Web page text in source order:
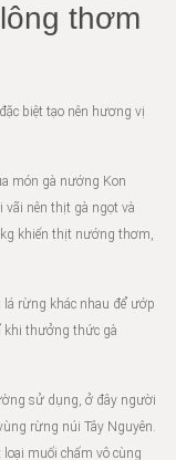
thơm
biệt tạo nên hương vị
món gà nướng Kon
vãi nên thịt gà ngọt và
khiến thịt nướng thơm,
rừng khác nhau để ướp
khi thưởng thức gà
sử dụng, ở đây người
rừng núi Tây Nguyên.
muối chấm vô cùng